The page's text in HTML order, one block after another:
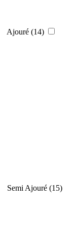
Ajouré (14)
Semi Ajouré (15)